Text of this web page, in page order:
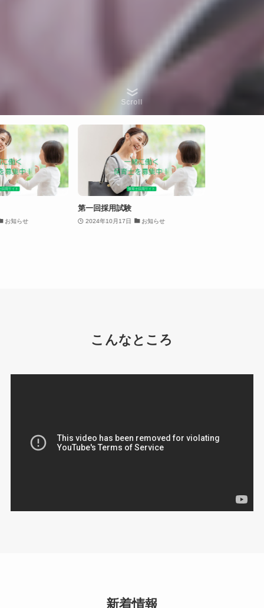
Scroll
知らせ
第一回採用試験
2024年10月17日 お知らせ
こんなところ
新着情報